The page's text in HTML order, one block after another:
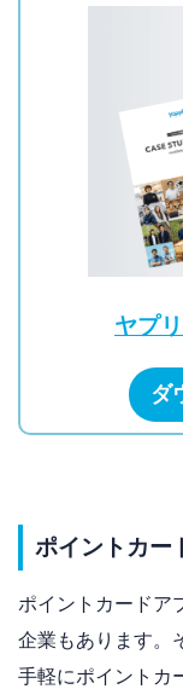
ヤプ
ダ
ポイントカー
ポイントカードア
企業もあります。
手軽にポイントカ